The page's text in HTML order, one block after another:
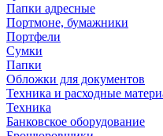
Папки адресные
Портмоне, бумажники
Портфели
Сумки
Папки
Обложки для документов
Техника и расходные
Техника
Банковское оборудование